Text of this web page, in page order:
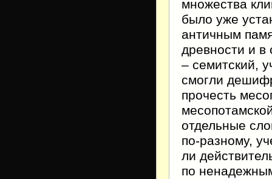
множества
было уже
античным
древности и в
– семитский,
смогли
прочесть
отдельные
по-разному,
ли
по